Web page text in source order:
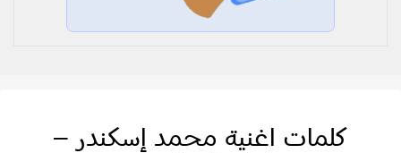
كلمات اغنية محمد إسكندر –